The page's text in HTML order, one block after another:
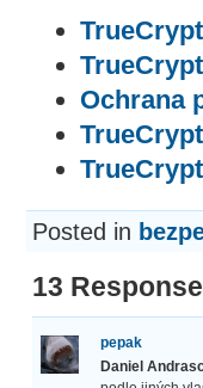
Ochrana
Posted in
13
pepak
Daniel